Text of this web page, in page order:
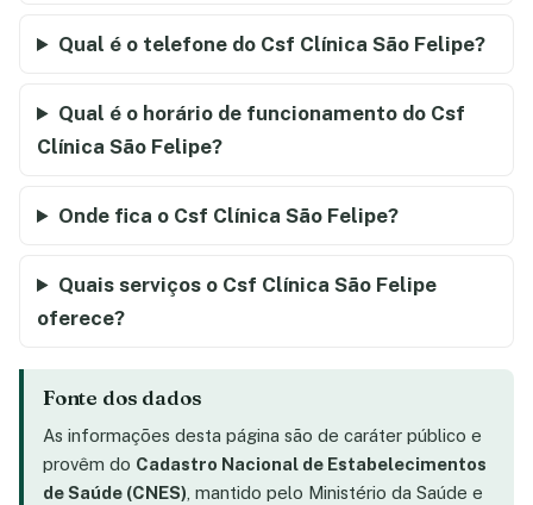
Qual é o telefone do Csf Clínica São Felipe?
Qual é o horário de funcionamento do Csf
Clínica São Felipe?
Onde fica o Csf Clínica São Felipe?
Quais serviços o Csf Clínica São Felipe
oferece?
Fonte dos dados
As informações desta página são de caráter público e
provêm do Cadastro Nacional de Estabelecimentos
de Saúde (CNES) , mantido pelo Ministério da Saúde e